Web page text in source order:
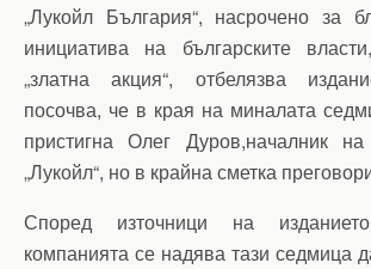
„Лукойл България“, насрочено за
инициатива на българските
„златна акция“, отбелязва
посочва, че в края на миналата
пристигна Олег Дуров,началник
„Лукойл“, но в крайна сметка
Според източници на
компанията се надява тази седмица